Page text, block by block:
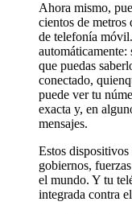
Ahora mismo,
cientos de metros
de telefonía
que puedas
conectado,
puede ver tu
exacta y, en
mensajes.
Estos
gobiernos,
el mundo. Y tu
integrada contra